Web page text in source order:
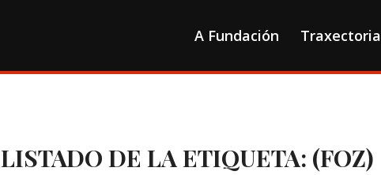
A Fundación Traxectoria
LISTADO DE LA ETIQUETA: (FOZ)